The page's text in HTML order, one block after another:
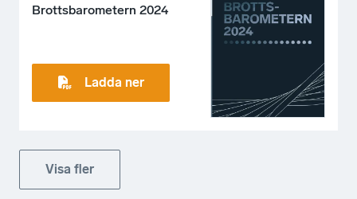
Brottsbarometern 2024
Ladda ner
Visa fler